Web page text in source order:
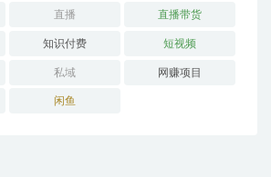
直播 直播带货
知识付费 短视频
私域 网赚项目
闲鱼